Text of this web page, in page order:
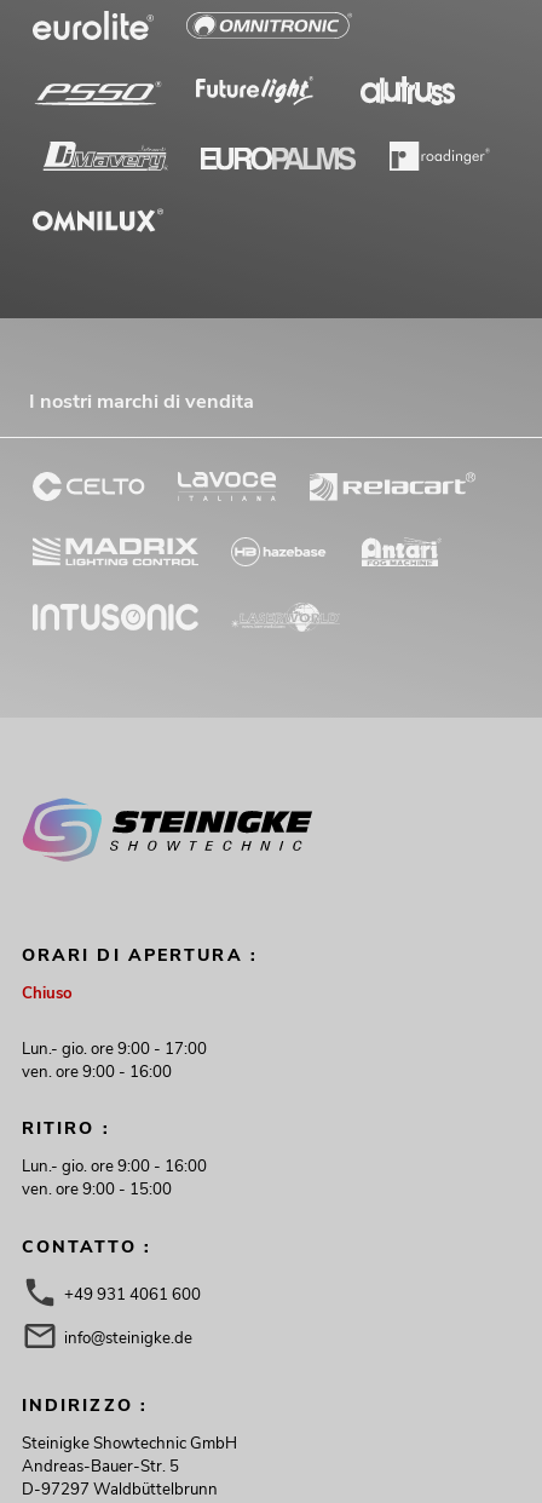
I nostri marchi di vendita
ORARI DI APERTURA :
Chiuso
Lun.- gio. ore 9:00 - 17:00
ven. ore 9:00 - 16:00
RITIRO :
Lun.- gio. ore 9:00 - 16:00
ven. ore 9:00 - 15:00
CONTATTO :
+49 931 4061 600
info@steinigke.de
INDIRIZZO :
Steinigke Showtechnic GmbH
Andreas-Bauer-Str. 5
D-97297 Waldbüttelbrunn